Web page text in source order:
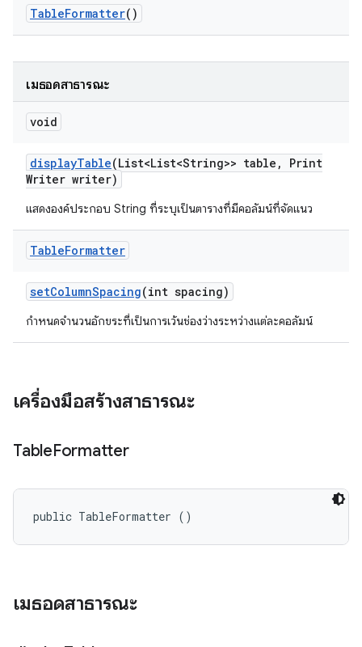
TableFormatter()
เมธอดสาธารณะ
void
displayTable(List<List<String>> table ,
Print
Writer writer)
แสดงองค์ประกอบ String ที่ระบุเป็นตารางที่มีคอลัมน์ที่จัดแนว
TableFormatter
setColumnSpacing(int spacing)
กำหนดจำนวนอักขระที่เป็นการเว้นช่องว่างระหว่างแต่ละคอลัมน์
เครื่องมือสร้างสาธารณะ
TableFormatter
public TableFormatter ()
เมธอดสาธารณะ